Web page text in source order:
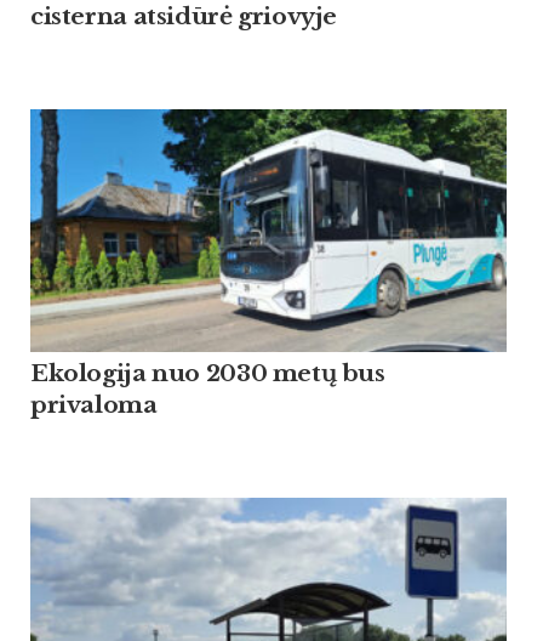
cisterna atsidūrė griovyje
Ekologija nuo 2030 metų bus
privaloma